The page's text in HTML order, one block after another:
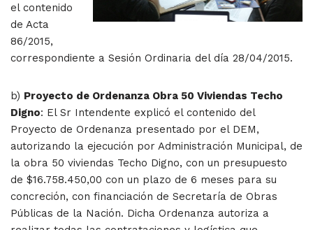
el contenido
de Acta
86/2015,
correspondiente a Sesión Ordinaria del día 28/04/2015.
b) Proyecto de Ordenanza Obra 50 Viviendas Techo
Digno: El Sr Intendente explicó el contenido del
Proyecto de Ordenanza presentado por el DEM,
autorizando la ejecución por Administración Municipal, de
la obra 50 viviendas Techo Digno, con un presupuesto
de $16.758.450,00 con un plazo de 6 meses para su
concreción, con financiación de Secretaría de Obras
Públicas de la Nación. Dicha Ordenanza autoriza a